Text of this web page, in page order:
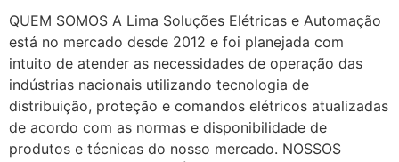
QUEM SOMOS A Lima Soluções Elétricas e Automação
está no mercado desde 2012 e foi planejada com
intuito de atender as necessidades de operação das
indústrias nacionais utilizando tecnologia de
distribuição, proteção e comandos elétricos atualizadas
de acordo com as normas e disponibilidade de
produtos e técnicas do nosso mercado. NOSSOS